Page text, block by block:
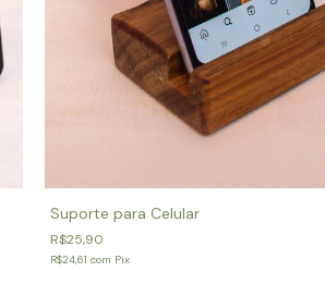
Suporte para Celular
R$25,90
R$24,61 com Pix